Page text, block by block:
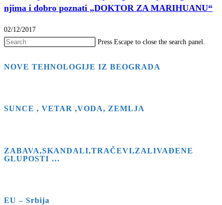
njima i dobro poznati „DOKTOR ZA MARIHUANU“
02/12/2017
Press Escape to close the search panel.
NOVE TEHNOLOGIJE IZ BEOGRADA
SUNCE , VETAR ,VODA, ZEMLJA
ZABAVA,SKANDALI,TRAČEVI,ZALIVAĐENE
GLUPOSTI …
EU – Srbija